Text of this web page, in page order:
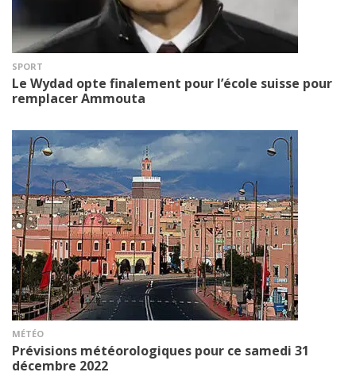
SPORT
Le Wydad opte finalement pour l’école suisse pour
remplacer Ammouta
MÉTÉO
Prévisions météorologiques pour ce samedi 31
décembre 2022